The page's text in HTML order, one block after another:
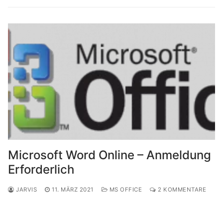
Microsoft Word Online – Anmeldung
Erforderlich
JARVIS 11. MÄRZ 2021 MS OFFICE 2 KOMMENTARE